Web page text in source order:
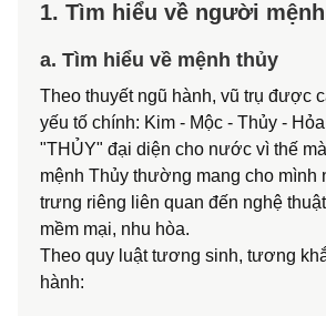
1. Tìm hiểu về người
a. Tìm hiểu về mệnh thủy
Theo thuyết ngũ hành, vũ trụ được
yếu tố chính: Kim - Mộc - Thủy -
"THỦY" đại diện cho nước vì thế
mệnh Thủy thường mang cho mình
trưng riêng liên quan đến nghệ
mềm mại, nhu hòa.
Theo quy luật tương sinh, tương
hành: